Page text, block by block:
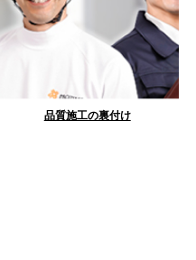
品質施工の裏付け